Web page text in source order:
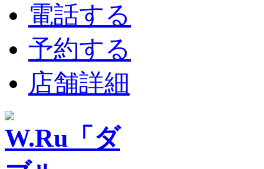
電話する
予約する
店舗詳細